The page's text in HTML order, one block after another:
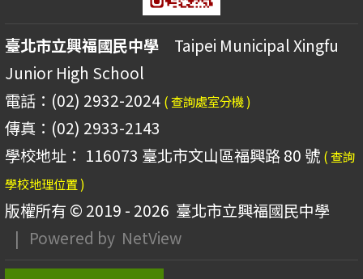
臺北市立興福國民中學 Taipei Municipal Xingfu
Junior High School
電話：(02) 2932-2024 ( 查詢處室分機 )
傳真：(02) 2933-2143
學校地址： 116073 臺北市文山區福興路 80 號 ( 查詢
學校地理位置 )
版權所有 © 2019 - 2026 臺北市立興福國民中學
| Powered by NetView